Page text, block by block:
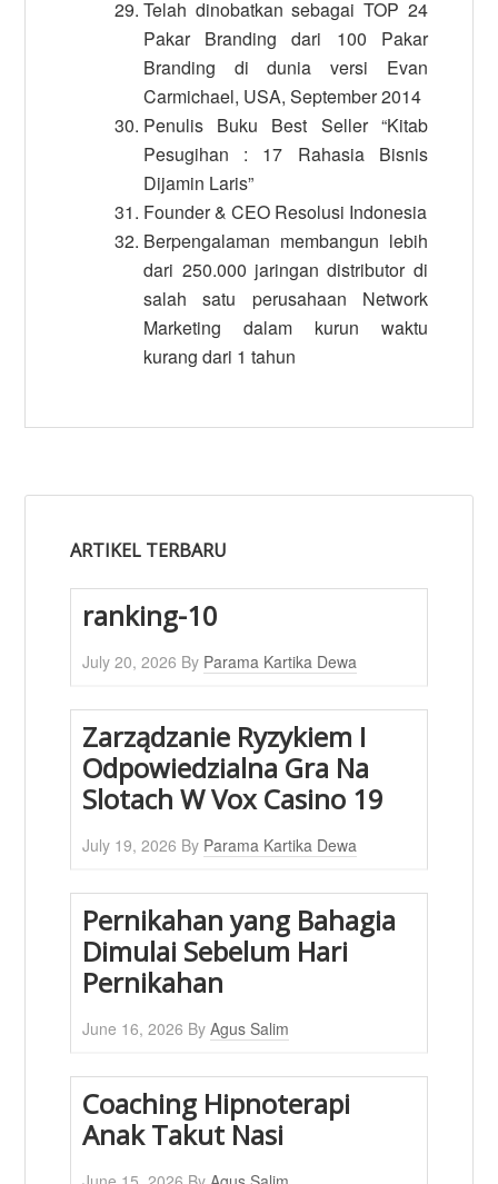
Telah dinobatkan sebagai TOP 24
Pakar Branding dari 100 Pakar
Branding di dunia versi Evan
Carmichael, USA, September 2014
Penulis Buku Best Seller “Kitab
Pesugihan : 17 Rahasia Bisnis
Dijamin Laris”
Founder & CEO Resolusi Indonesia
Berpengalaman membangun lebih
dari 250.000 jaringan distributor di
salah satu perusahaan Network
Marketing dalam kurun waktu
kurang dari 1 tahun
ARTIKEL TERBARU
ranking-10
July 20, 2026 By Parama Kartika Dewa
Zarządzanie Ryzykiem I
Odpowiedzialna Gra Na
Slotach W Vox Casino 19
July 19, 2026 By Parama Kartika Dewa
Pernikahan yang Bahagia
Dimulai Sebelum Hari
Pernikahan
June 16, 2026 ByAgus Salim
Coaching Hipnoterapi
Anak Takut Nasi